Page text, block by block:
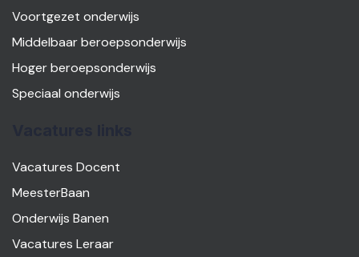
Voortgezet onderwijs
Middelbaar beroepsonderwijs
Hoger beroepsonderwijs
Speciaal onderwijs
Vacatures Docent
MeesterBaan
Onderwijs Banen
Vacatures Leraar